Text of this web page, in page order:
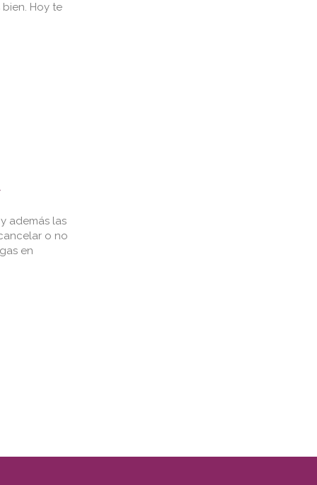
Hoy te
además las
o no
en